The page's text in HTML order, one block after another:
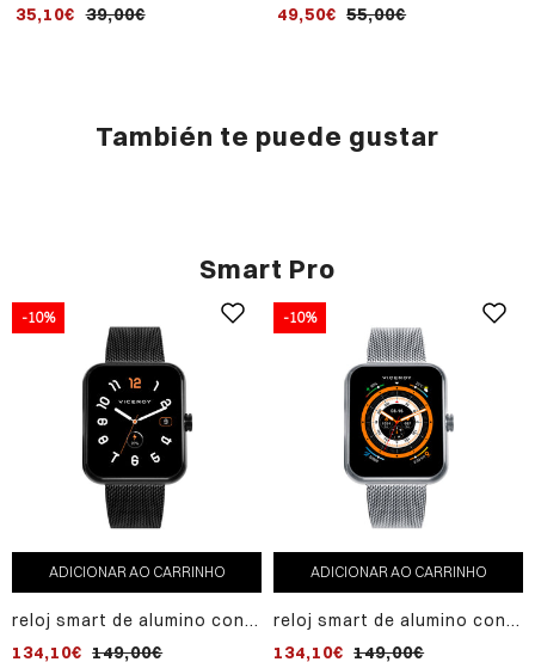
esmalte rosa
35,10€ 39,00€ 49,50€ 55,00€
También te puede gustar
Smart Pro
-10%
ADICIONAR AO CARRINHO
reloj smart de alumino con
134,10€ 149,00€
-10%
ADICIONAR AO CARRINHO
reloj smart de alumino con
134,10€ 149,00€